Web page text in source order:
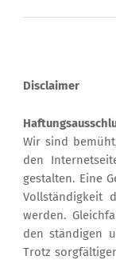
Disclaimer
Wir sind
den
gestalten. Eine
Vollständigkeit
werden.
den ständigen
Trotz